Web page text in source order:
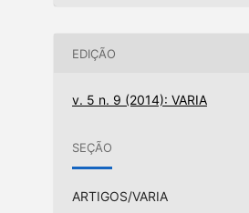
EDIÇÃO
v. 5 n. 9 (2014): VARIA
SEÇÃO
ARTIGOS/VARIA